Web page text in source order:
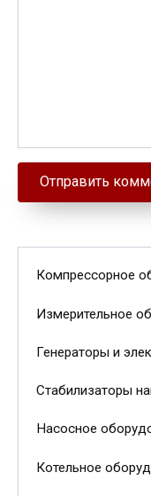
Компрессорное
Измерительное
Генераторы и
Стабилизаторы
Насосное
Котельное